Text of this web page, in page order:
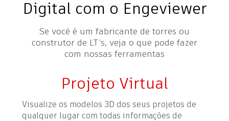
Digital com o Engeviewer
Se você é um fabricante de torres ou
construtor de LT’s, veja o que pode fazer
com nossas ferramentas
Projeto Virtual
Visualize os modelos 3D dos seus projetos de
qualquer lugar com todas informações de